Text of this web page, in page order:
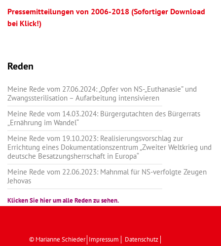
Pressemitteilungen von 2006-2018 (Sofortiger Download
bei Klick!)
Reden
Meine Rede vom 27.06.2024: „Opfer von NS-„Euthanasie” und
Zwangssterilisation – Aufarbeitung intensivieren
Meine Rede vom 14.03.2024: Bürgergutachten des Bürgerrats
„Ernährung im Wandel“
Meine Rede vom 19.10.2023: Realisierungsvorschlag zur
Errichtung eines Dokumentationszentrum „Zweiter Weltkrieg und
deutsche Besatzungsherrschaft in Europa“
Meine Rede vom 22.06.2023: Mahnmal für NS-verfolgte Zeugen
Jehovas
Klicken Sie hier um alle Reden zu sehen.
© Marianne Schieder Impressum Datenschutz